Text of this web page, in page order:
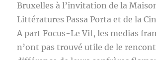
Bruxelles à l’invitation de la
Littératures Passa Porta et de la
A part Focus-Le Vif, les medias
n’ont pas trouvé utile de le